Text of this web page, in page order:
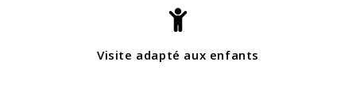
Visite adapté aux enfants